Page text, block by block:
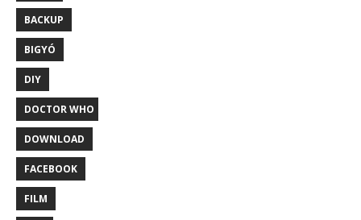
BACKUP
BIGYÓ
DIY
DOCTOR WHO
DOWNLOAD
FACEBOOK
FILM